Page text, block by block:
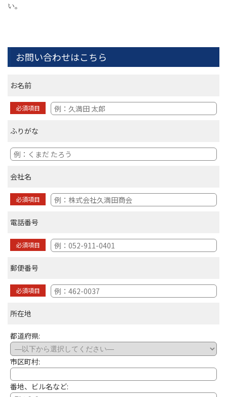
い。
お問い合わせはこちら
お名前
必須項目
ふりがな
会社名
必須項目
電話番号
必須項目
郵便番号
必須項目
所在地
都道府県:
市区町村:
番地、ビル名など: